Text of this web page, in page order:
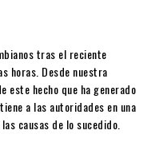
tras el reciente
horas. Desde nuestra
este hecho que ha generado
a las autoridades en una
causas de lo sucedido.